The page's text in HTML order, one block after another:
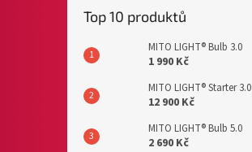
Top 10 produktů
MITO LIGHT® Bulb 3.0
1 990 Kč
MITO LIGHT® Starter 3.0
12 900 Kč
MITO LIGHT® Bulb 5.0
2 690 Kč